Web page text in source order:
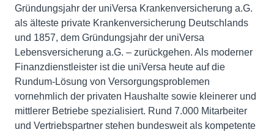
Gründungsjahr der uniVersa Krankenversicherung a.G.
als älteste private Krankenversicherung Deutschlands
und 1857, dem Gründungsjahr der uniVersa
Lebensversicherung a.G. – zurückgehen. Als moderner
Finanzdienstleister ist die uniVersa heute auf die
Rundum-Lösung von Versorgungsproblemen
vornehmlich der privaten Haushalte sowie kleinerer und
mittlerer Betriebe spezialisiert. Rund 7.000 Mitarbeiter
und Vertriebspartner stehen bundesweit als kompetente